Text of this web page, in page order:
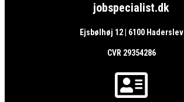
jobspecialist.dk
Ejsbølhøj 12 | 6100 Haderslev
CVR 29354286
